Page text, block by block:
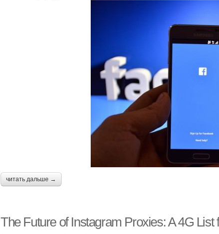
читать дальше →
The Future of Instagram Proxies: A 4G List